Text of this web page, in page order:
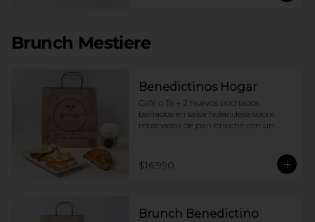
Brunch Mestiere
Benedictinos Hogar
Café o Té + 2 huevos pochados
bañados en salsa holandesa sobre
rebanadas de pan brioche con un
$16.990
Brunch Benedictino